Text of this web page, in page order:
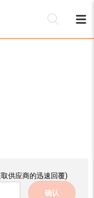
供应商的迅速回覆)
确认